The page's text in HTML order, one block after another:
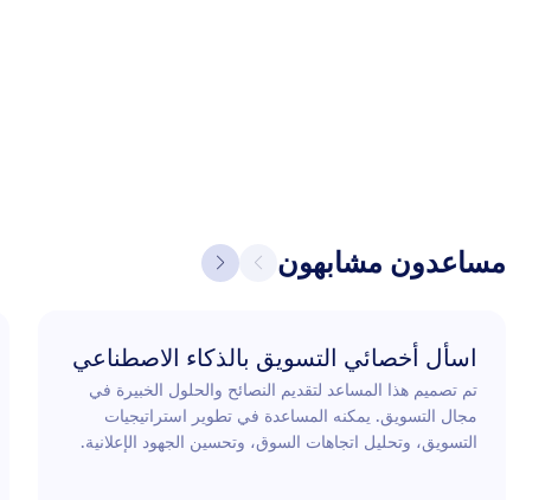
مساعدون مشابهون
اسأل أخصائي التسويق بالذكاء الاصطناعي
تم تصميم هذا المساعد لتقديم النصائح والحلول الخبيرة في
مجال التسويق. يمكنه المساعدة في تطوير استراتيجيات
التسويق، وتحليل اتجاهات السوق، وتحسين الجهود الإعلانية.